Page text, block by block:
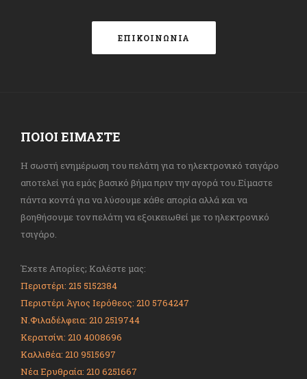
ΕΠΙΚΟΙΝΩΝΙΑ
ΠΟΙΟΙ ΕΙΜΑΣΤΕ
Η σωστή ενημέρωση του πελάτη για το ηλεκτρονικό τσιγάρο
αποτελεί για εμάς βασικό βήμα πριν την αγορά του.Είμαστε
πάντα κοντά για να λύσουμε κάθε απορία αλλά και να
βοηθήσουμε τον πελάτη να εξοικειωθεί με το ηλεκτρονικό
τσιγάρο.
Έχετε Απορίες; Καλέστε μας:
Περιστέρι: 215 5152384
Περιστέρι Άγιος Ιερόθεος: 210 5764247
Ν.Φιλαδέλφεια: 210 2519744
Κερατσίνι: 210 4008696
Καλλιθέα: 210 9515697
Νέα Ερυθραία: 210 6251667